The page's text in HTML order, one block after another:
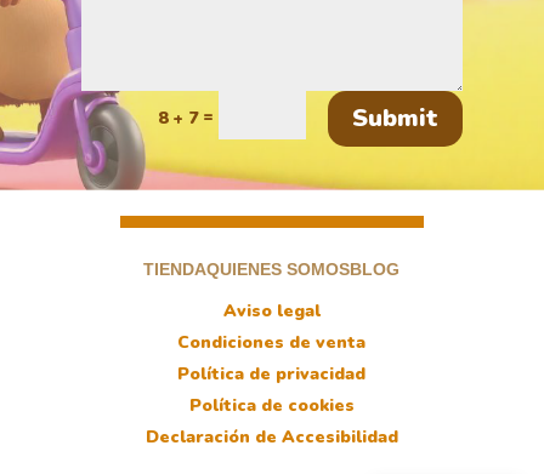
8 + 7= Submit
TIENDAQUIENES SOMOSBLOG
Aviso legal
Condiciones de venta
Política de privacidad
Política de cookies
Declaración de Accesibilidad